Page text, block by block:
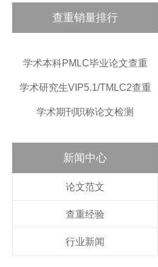
查重销量排行
学术本科PMLC毕业论文查重
学术研究生VIP5.1/TMLC2查重
学术期刊职称论文检测
新闻中心
论文范文
查重经验
行业新闻